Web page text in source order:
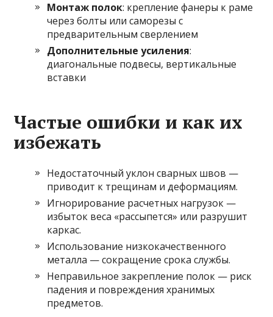
Монтаж полок: крепление фанеры к раме
через болты или саморезы с
предварительным сверлением
Дополнительные усиления:
диагональные подвесы, вертикальные
вставки
Частые ошибки и как их
избежать
Недостаточный уклон сварных швов —
приводит к трещинам и деформациям.
Игнорирование расчетных нагрузок —
избыток веса «рассыпется» или разрушит
каркас.
Использование низкокачественного
металла — сокращение срока службы.
Неправильное закрепление полок — риск
падения и повреждения хранимых
предметов.